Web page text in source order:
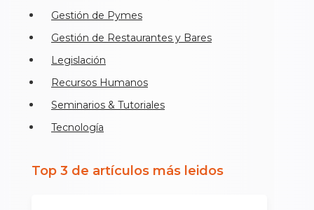
Gestión de Pymes
Gestión de Restaurantes y Bares
Legislación
Recursos Humanos
Seminarios & Tutoriales
Tecnología
Top 3 de artículos más leidos